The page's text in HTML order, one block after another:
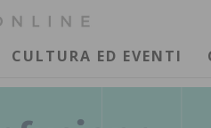
CULTURA ED EVENTI